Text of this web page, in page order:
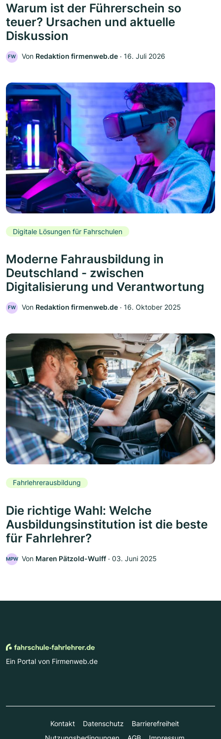
Warum ist der Führerschein so
teuer? Ursachen und aktuelle
Diskussion
FW Von Redaktion firmenweb.de ‧ 16. Juli 2026
Digitale Lösungen für Fahrschulen
Moderne Fahrausbildung in
Deutschland - zwischen
Digitalisierung und Verantwortung
FW Von Redaktion firmenweb.de ‧ 16. Oktober 2025
Fahrlehrerausbildung
Die richtige Wahl: Welche
Ausbildungsinstitution ist die beste
für Fahrlehrer?
MPW Von Maren Pätzold-Wulff ‧ 03. Juni 2025
Ein Portal von Firmenweb.de
Kontakt Datenschutz
Barrierefreiheit